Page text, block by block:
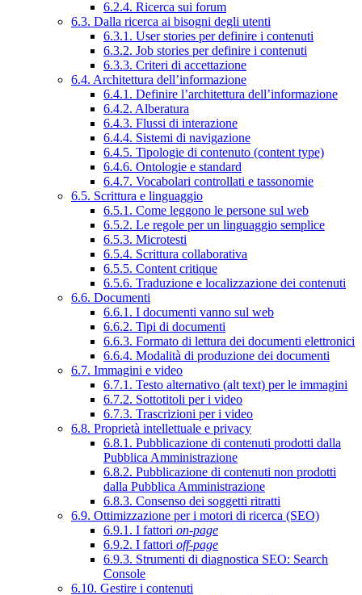
6.2.4. Ricerca sui forum
6.3. Dalla ricerca ai bisogni degli utenti
6.3.1. User stories per definire i contenuti
6.3.2. Job stories per definire i contenuti
6.3.3. Criteri di accettazione
6.4. Architettura dell’informazione
6.4.1. Definire l’architettura dell’informazione
6.4.2. Alberatura
6.4.3. Flussi di interazione
6.4.4. Sistemi di navigazione
6.4.5. Tipologie di contenuto (content type)
6.4.6. Ontologie e standard
6.4.7. Vocabolari controllati e tassonomie
6.5. Scrittura e linguaggio
6.5.1. Come leggono le persone sul web
6.5.2. Le regole per un linguaggio semplice
6.5.3. Microtesti
6.5.4. Scrittura collaborativa
6.5.5. Content critique
6.5.6. Traduzione e localizzazione dei contenuti
6.6. Documenti
6.6.1. I documenti vanno sul web
6.6.2. Tipi di documenti
6.6.3. Formato di lettura dei documenti elettronici
6.6.4. Modalità di produzione dei documenti
6.7. Immagini e video
6.7.1. Testo alternativo (alt text) per le immagini
6.7.2. Sottotitoli per i video
6.7.3. Trascrizioni per i video
6.8. Proprietà intellettuale e privacy
6.8.1. Pubblicazione di contenuti prodotti dalla
Pubblica Amministrazione
6.8.2. Pubblicazione di contenuti non prodotti
dalla Pubblica Amministrazione
6.8.3. Consenso dei soggetti ritratti
6.9. Ottimizzazione per i motori di ricerca (SEO)
6.9.1. I fattori on-page
6.9.2. I fattori off-page
6.9.3. Strumenti di diagnostica SEO: Search
Console
6.10. Gestire i contenuti